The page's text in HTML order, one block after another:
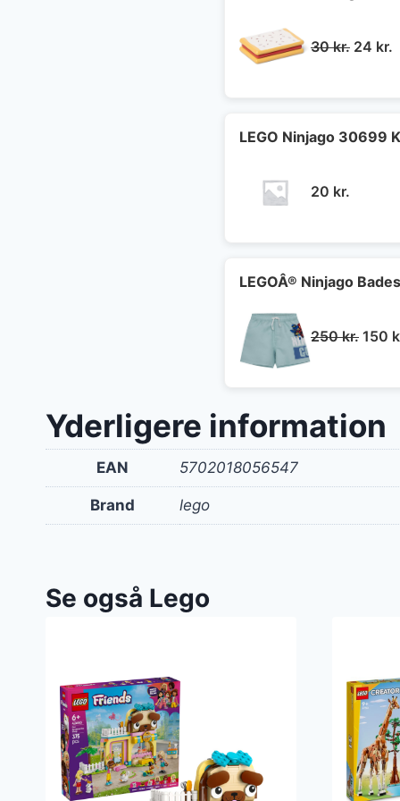
30kr. Den
30 kr..
24 kr.
LEGO Ninjago 30699
20 kr.
LEGOÂ® Ninjago
250kr. Den
250
150
Yderligere information
EAN 5702018056547
Brand lego
Se også Lego